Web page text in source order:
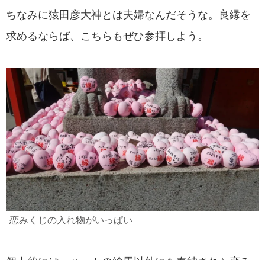
ちなみに猿田彦大神とは夫婦なんだそうな。良縁を
求めるならば、こちらもぜひ参拝しよう。
恋みくじの入れ物がいっぱい